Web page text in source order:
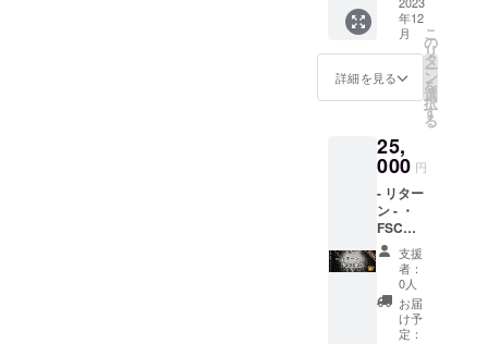
ベット
したり
できま
す。 ※
換金は
スパー
ティー
につい
て 開催
予定日:
2023年
4月頃開
催予定
場所:東
京都渋
谷区付
近を予
パー
カー】
白、
黒、グ
レー の
いずれ
・オリ
ジナル
ステッ
カー ・
お礼の
メッ
セージ -
リリー
スパー
ティー
につい
て 開催
年12
月
詳細を見る
こ
の
リ
タ
ー
ン
を
選
択
す
る
25,
000 円
- リター
ン - ・
FSCリ
リース
パー
ティー
ご招待
・アプ
リ内協
支援
者：
0人
お届
け予
定：